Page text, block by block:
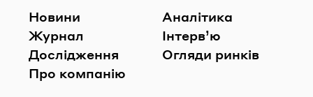
Новини
Журнал
Дослідження
Про компанію
Аналітика
Інтерв’ю
Огляди ринків